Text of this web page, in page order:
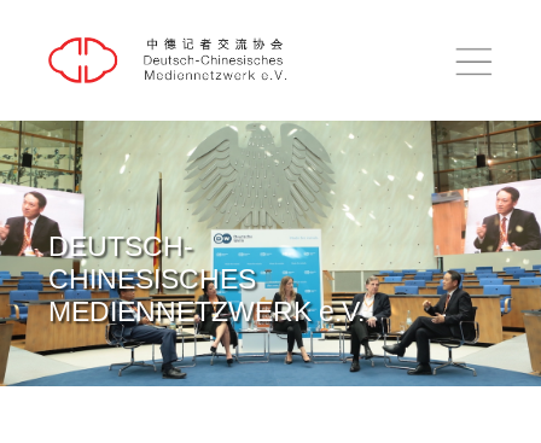
DE 中文
HOME
AUSBLICK
RÜCKBLICK
EINBLICK
PUBLIKATIONEN
ÜBER UNS
DEUTSCH-
CHINESISCHES
MEDIENNETZWERK e.V.